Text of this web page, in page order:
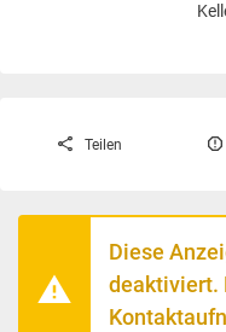
Teilen
Diese
deaktiviert.